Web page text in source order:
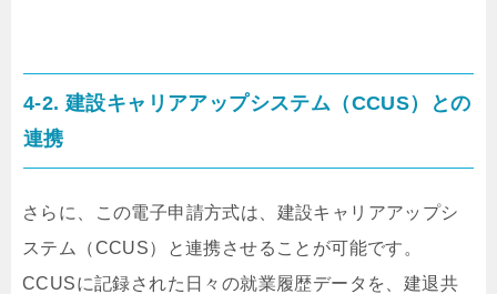
4-2. 建設キャリアアップシステム（CCUS）との
連携
さらに、この電子申請方式は、建設キャリアアップシ
ステム（CCUS）と連携させることが可能です。
CCUSに記録された日々の就業履歴データを、建退共